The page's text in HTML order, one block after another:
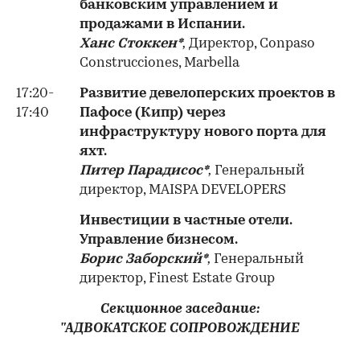
банковским управлением и
продажами в Испании.
Ханс Стоккен*, Директор, Conpaso
Construcciones, Marbella
17:20-
17:40
Развитие девелоперских проектов в
Пафосе (Кипр) через
инфраструктуру нового порта для
яхт.
Питер Парадисос*, Генеральный
директор, MAISPA DEVELOPERS
Инвестиции в частные отели.
Управление бизнесом.
Борис Заборский*, Генеральный
директор, Finest Estate Group
Секционное заседание:
"АДВОКАТСКОЕ СОПРОВОЖДЕНИЕ